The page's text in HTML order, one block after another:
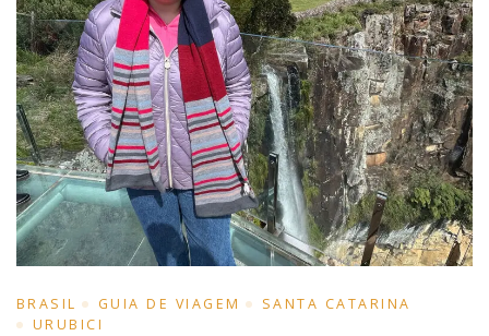
BRASIL GUIA DE VIAGEM
SANTA CATARINA
URUBICI